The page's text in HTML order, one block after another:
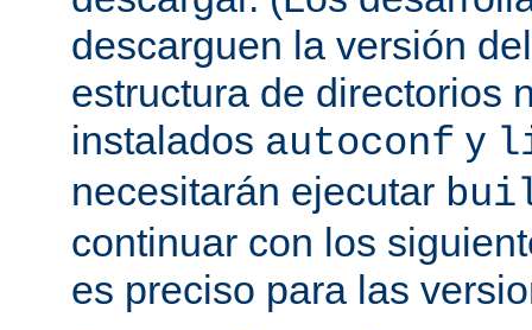
descarguen la versión
estructura de directorios
instalados autoconf y
necesitarán ejecutar
continuar con los
es preciso para las